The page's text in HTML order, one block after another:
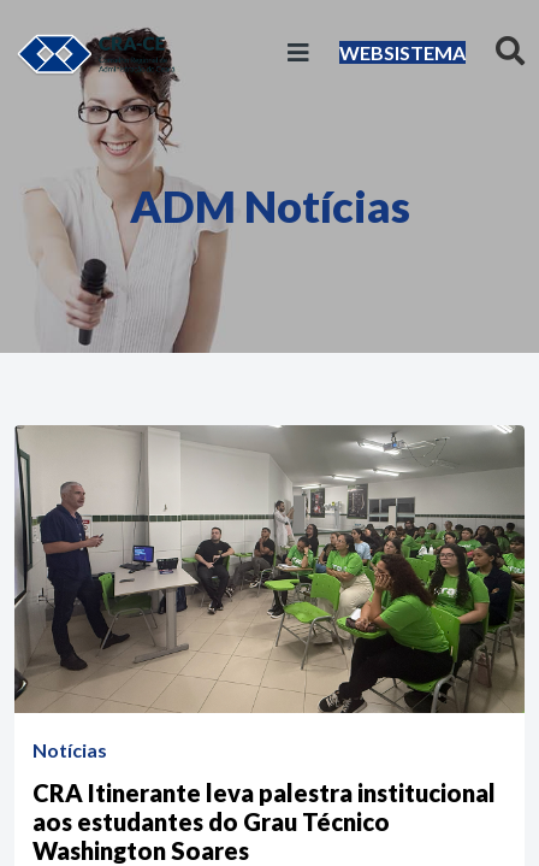
WEBSISTEMA
ADM Notícias
Notícias
CRA Itinerante leva palestra institucional
aos estudantes do Grau Técnico
Washington Soares